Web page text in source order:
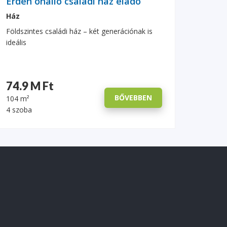
Ház
Földszintes családi ház – két generációnak is
ideális
74.9 M Ft
104 m²
4 szoba
BŐVEBBEN